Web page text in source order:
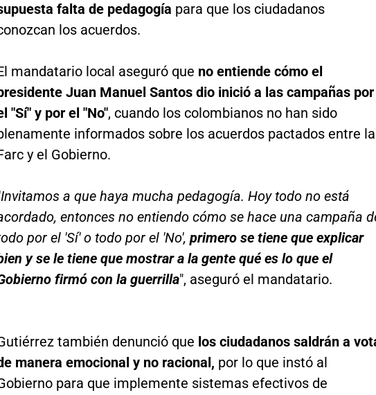
falta de pedagogía para que los ciudadanos
los acuerdos.
mandatario local aseguró que no entiende cómo el
Juan Manuel Santos dio inició a las campañas por
"Sí" y por el "No", cuando los colombianos no han sido
informados sobre los acuerdos pactados entre
y el Gobierno.
Invitamos a que haya mucha pedagogía. Hoy todo no está
entonces no entiendo cómo se hace una campaña
por el 'Sí' o todo por el 'No', primero se tiene que explicar
y se le tiene que mostrar a la gente qué es lo que el
firmó con la guerrilla", aseguró el mandatario.
también denunció que los ciudadanos saldrán a
manera emocional y no racional, por lo que instó al
para que implemente sistemas efectivos de